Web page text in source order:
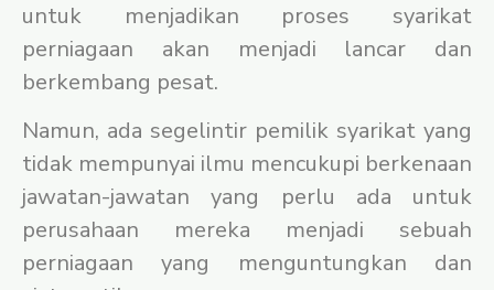
untuk menjadikan proses syarikat
perniagaan akan menjadi lancar dan
berkembang pesat.
Namun, ada segelintir pemilik syarikat yang
tidak mempunyai ilmu mencukupi berkenaan
jawatan-jawatan yang perlu ada untuk
perusahaan mereka menjadi sebuah
perniagaan yang menguntungkan dan